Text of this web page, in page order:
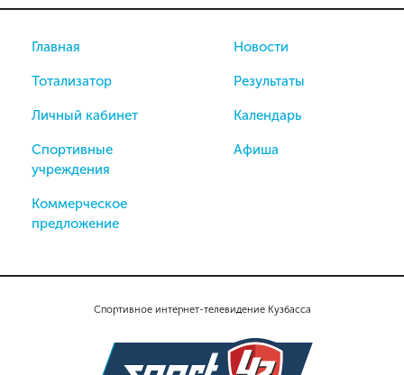
Спортивное интернет-телевидение Кузбасса
Главная
Тотализатор
Личный кабинет
Спортивные
учреждения
Коммерческое
предложение
Новости
Результаты
Календарь
Афиша